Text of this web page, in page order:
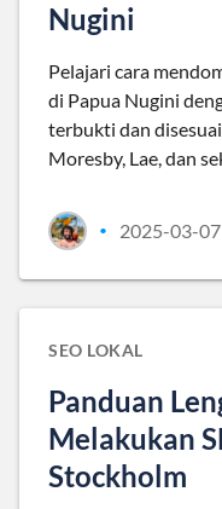
Nugini
Pelajari cara
di Papua Nugini
terbukti dan
Moresby, Lae, dan
• 2025-03-07
SEO LOKAL
Panduan
Melakukan
Stockholm